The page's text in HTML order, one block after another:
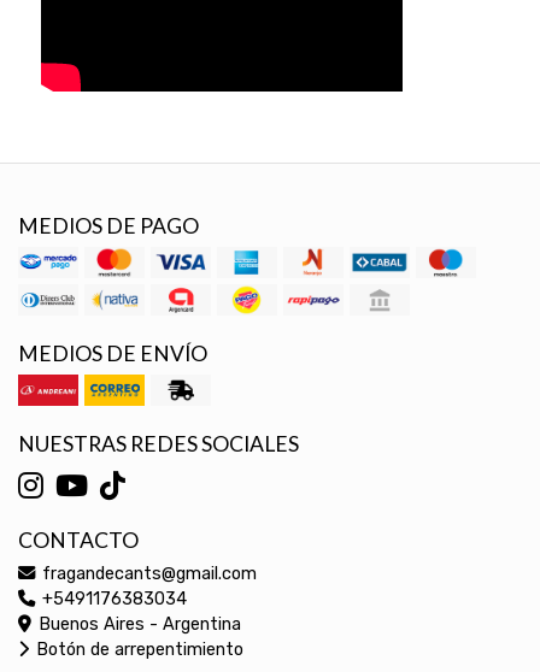
MEDIOS DE PAGO
MEDIOS DE ENVÍO
NUESTRAS REDES SOCIALES
CONTACTO
fragandecants@gmail.com
+5491176383034
Buenos Aires - Argentina
Botón de arrepentimiento